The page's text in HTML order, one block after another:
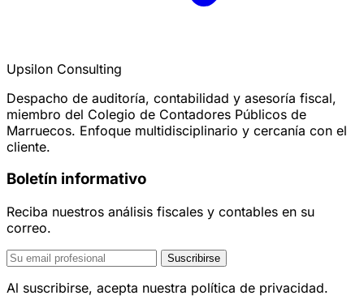
Upsilon Consulting
Despacho de auditoría, contabilidad y asesoría fiscal,
miembro del Colegio de Contadores Públicos de
Marruecos. Enfoque multidisciplinario y cercanía con el
cliente.
Boletín informativo
Reciba nuestros análisis fiscales y contables en su
correo.
Suscribirse
Al suscribirse, acepta nuestra política de privacidad.